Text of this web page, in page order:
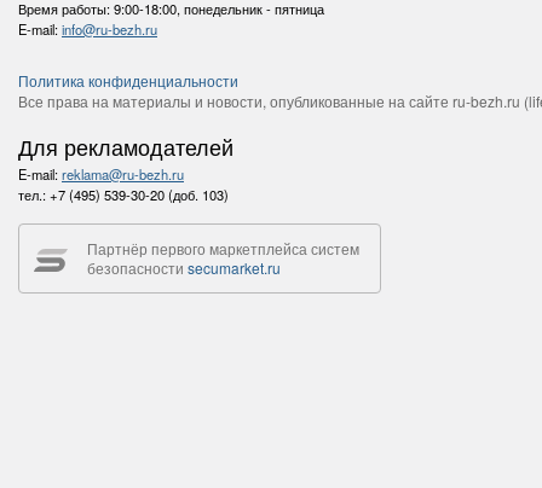
Время работы:9:00-18:00, понедельник - пятница
E-mail:info@ru-bezh.ru
Политика конфиденциальности
Все права на материалы и новости, опубликованные на сайте ru-bezh.ru
Для рекламодателей
E-mail:reklama@ru-bezh.ru
тел.:+7 (495) 539-30-20 (доб. 103)
Партнёр первого маркетплейса систем
безопасности secumarket.ru